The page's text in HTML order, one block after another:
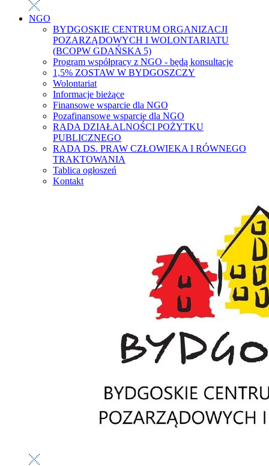
NGO
BYDGOSKIE CENTRUM ORGANIZACJI
POZARZĄDOWYCH I WOLONTARIATU
(BCOPW GDAŃSKA 5)
Program współpracy z NGO - będą konsultacje
1,5% ZOSTAW W BYDGOSZCZY
Wolontariat
Informacje bieżące
Finansowe wsparcie dla NGO
Pozafinansowe wsparcie dla NGO
RADA DZIAŁALNOŚCI POŻYTKU
PUBLICZNEGO
RADA DS. PRAW CZŁOWIEKA I RÓWNEGO
TRAKTOWANIA
Tablica ogłoszeń
Kontakt